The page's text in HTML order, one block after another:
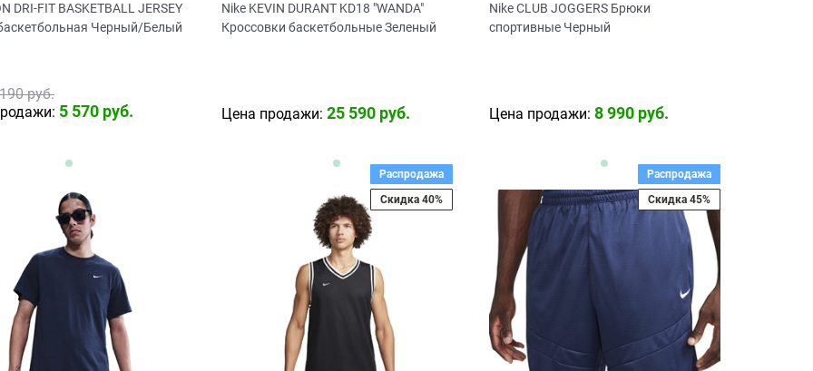
DRI-FIT BASKETBALL JERSEY
Черный/Белый
руб.
5 570 руб.
Nike KEVIN DURANT KD18 "WANDA"
Кроссовки баскетбольные Зеленый
Цена продажи: 25 590 руб.
Nike CLUB JOGGERS Брюки
спортивные Черный
Цена продажи: 8 990 руб.
Распродажа
Скидка 40%
Распродажа
Скидка 45%